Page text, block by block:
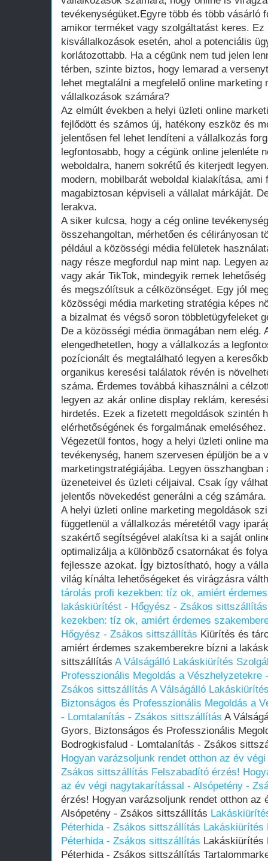
tevékenységüket.Egyre több és több vásárló
amikor terméket vagy szolgáltatást keres. Ez
kisvállalkozások esetén, ahol a potenciális
korlátozottabb. Ha a cégünk nem tud jelen
térben, szinte biztos, hogy lemarad a
lehet megtalálni a megfelelő online marketing
vállalkozások számára?
Az elmúlt években a helyi üzleti online
fejlődött és számos új, hatékony eszköz és
jelentősen fel lehet lendíteni a vállalkozás
legfontosabb, hogy a cégünk online jelenléte
weboldalra, hanem sokrétű és kiterjedt
modern, mobilbarát weboldal kialakítása,
magabiztosan képviseli a vállalat márkáját.
lerakva.
A siker kulcsa, hogy a cég online
összehangoltan, mérhetően és célirányosan
például a közösségi média felületek
nagy része megfordul nap mint nap. Legyen
vagy akár TikTok, mindegyik remek
és megszólítsuk a célközönséget. Egy jól
közösségi média marketing stratégia képes
a bizalmat és végső soron többletügyfeleket
De a közösségi média önmagában nem
elengedhetetlen, hogy a vállalkozás a
pozícionált és megtalálható legyen a
organikus keresési találatok révén is
száma. Érdemes továbbá kihasználni a
legyen az akár online display reklám,
hirdetés. Ezek a fizetett megoldások szintén
elérhetőségének és forgalmának emeléséhez.
Végezetül fontos, hogy a helyi üzleti online
tevékenység, hanem szervesen épüljön be a
marketingstratégiájába. Legyen
üzeneteivel és üzleti céljaival. Csak így
jelentős növekedést generálni a cég számára.
A helyi üzleti online marketing megoldások
függetlenül a vállalkozás méretétől vagy
szakértő segítségével alakítsa ki a saját
optimalizálja a különböző csatornákat és
fejlessze azokat. Így biztosítható, hogy a
világ kínálta lehetőségeket és virágzásra
tárolás profi kezekben: tíz ok, amiért
lakáskiürítést - Hőgyész - Zsákos sittszállítás
kezekben: tíz ok, amiért érdemes
Hőgyész - Zsákos sittszállítás Kiürítés és
amiért érdemes szakemberekre bízni a
sittszállítás A Válságálló Lakáskiürítés
Professzionális Megoldás a Vészhelyzetekre
Zsákos sittszállítás A Válságálló
Biztonságos és Professzionális Megoldás a
- Lomtalanítás - Zsákos sittszállítás A
Gyors, Biztonságos és Professzionális
Bodrogkisfalud - Lomtalanítás - Zsákos
Hogyan varázsoljunk rendet otthon az év
Zsákos sittszállítás Felszabadító érzés!
az év végi nagytakarítással - Alsópetény -
érzés! Hogyan varázsoljunk rendet otthon az
Alsópetény - Zsákos sittszállítás
Péterhida - Zsákos sittszállítás Lakáskiürítés
Péterhida - Zsákos sittszállítás Lakáskiürítés
Péterhida - Zsákos sittszállítás